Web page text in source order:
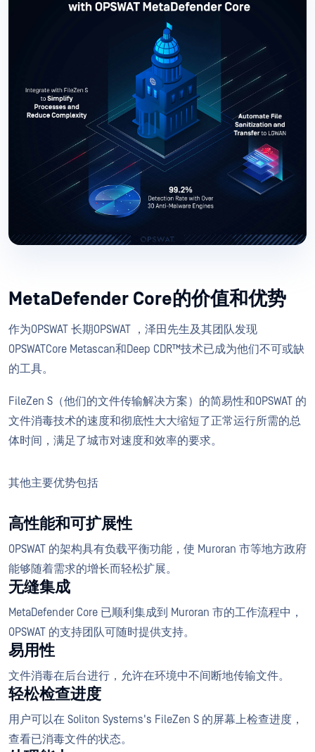
MetaDefender Core的价值和优势
作为OPSWAT 长期OPSWAT ，泽田先生及其团队发现
OPSWATCore Metascan和Deep CDR™技术已成为他们不可或缺
的工具。
FileZen S（他们的文件传输解决方案）的简易性和OPSWAT 的
文件消毒技术的速度和彻底性大大缩短了正常运行所需的总
体时间，满足了城市对速度和效率的要求。
其他主要优势包括
高性能和可扩展性
OPSWAT 的架构具有负载平衡功能，使 Muroran 市等地方政府
能够随着需求的增长而轻松扩展。
无缝集成
MetaDefender Core 已顺利集成到 Muroran 市的工作流程中，
OPSWAT 的支持团队可随时提供支持。
易用性
文件消毒在后台进行，允许在环境中不间断地传输文件。
轻松检查进度
用户可以在 Soliton Systems's FileZen S 的屏幕上检查进度，
查看已消毒文件的状态。